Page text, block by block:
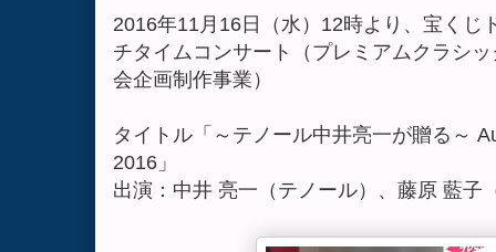
2016年11月16日（水）12時より、宝くじ
チタイムコンサート（プレミアムクラシ
会企画制作事業）
タイトル「～テノール中井亮一が贈る～
2016」
出演：中井 亮一（テノール）、藤原 藍子